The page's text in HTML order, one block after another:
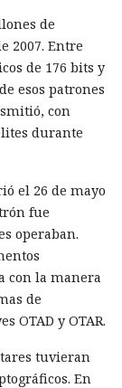
de
2007. Entre
de 176 bits y
esos patrones
con
durante
el 26 de mayo
fue
operaban.
con la manera
de
OTAD y OTAR.
tuvieran
En